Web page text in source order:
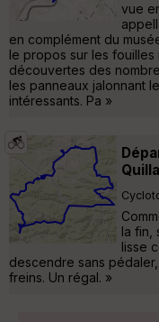
vue
en complément du
le propos sur les fouilles
découvertes des
les panneaux jalonnant
intéressants. Pa »
la fin,
lisse
descendre sans
freins. Un régal. »